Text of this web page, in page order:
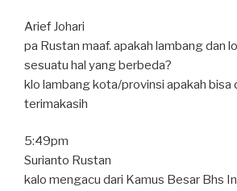
Arief Johari
pa Rustan maaf. apakah lambang dan
sesuatu hal yang berbeda?
klo lambang kota/provinsi apakah bisa
terimakasih
5:49pm
Surianto Rustan
kalo mengacu dari Kamus Besar Bhs